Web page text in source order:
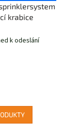
krabice
k odeslání